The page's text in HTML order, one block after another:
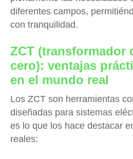
diferentes campos,
con tranquilidad.
ZCT (transformador
cero): ventajas
en el mundo real
Los ZCT son herramientas
diseñadas para sistemas
es lo que los hace destacar
reales: